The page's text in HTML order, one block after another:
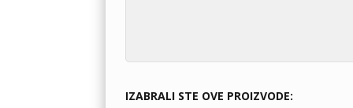
IZABRALI STE OVE PROIZVODE: